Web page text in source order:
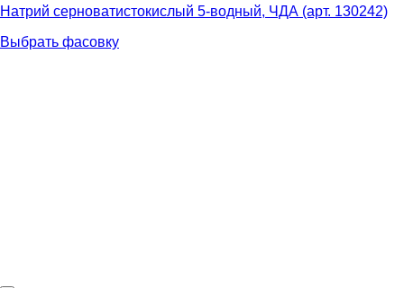
Натрий серноватистокислый 5-водный, ЧДА (арт. 130242)
Выбрать фасовку